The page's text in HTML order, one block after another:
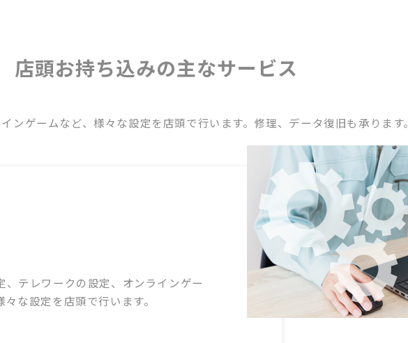
店頭お持ち込みの主なサービス
ンゲームなど、様々な設定を店頭で行います。修理、データ復旧も承ります。
テレワークの設定、オンラインゲー
な設定を店頭で行います。